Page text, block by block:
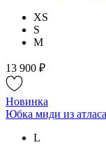
XS
S
M
13 900 ₽
Новинка
Юбка миди из
L